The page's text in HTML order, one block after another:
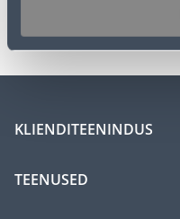
KLIENDITEENINDUS
TEENUSED